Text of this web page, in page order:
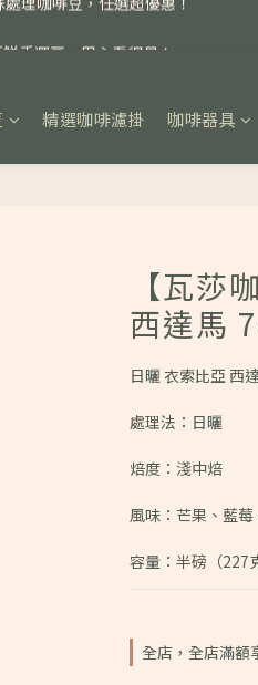
處理咖啡豆，任選超優惠！
精選咖啡濾掛 咖啡器具
【瓦莎
西達馬
日曬 衣索比亞 西
處理法：日曬
焙度：淺中焙
風味：芒果、藍
容量：半磅（227
全店，全店滿額